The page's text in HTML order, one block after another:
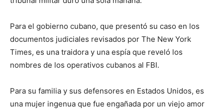
Para el gobierno cubano, que presentó su caso en los
documentos judiciales revisados por The New York
Times, es una traidora y una espía que reveló los
nombres de los operativos cubanos al FBI.
Para su familia y sus defensores en Estados Unidos, es
una mujer ingenua que fue engañada por un viejo amor